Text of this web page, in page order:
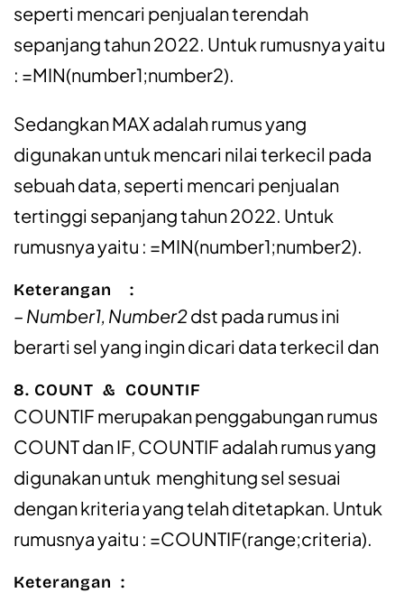
seperti mencari penjualan terendah
sepanjang tahun 2022. Untuk rumusnya yaitu
: =MIN(number1;number2).
Sedangkan MAX adalah rumus yang
digunakan untuk mencari nilai terkecil pada
sebuah data, seperti mencari penjualan
tertinggi sepanjang tahun 2022. Untuk
rumusnya yaitu : =MIN(number1;number2).
Keterangan :
– Number1, Number2dst pada rumus ini
berarti sel yang ingin dicari data terkecil dan
8. COUNT & COUNTIF
COUNTIF merupakan penggabungan rumus
COUNT dan IF, COUNTIF adalah rumus yang
digunakan untuk menghitung sel sesuai
dengan kriteria yang telah ditetapkan. Untuk
rumusnya yaitu : =COUNTIF(range;criteria).
Keterangan :